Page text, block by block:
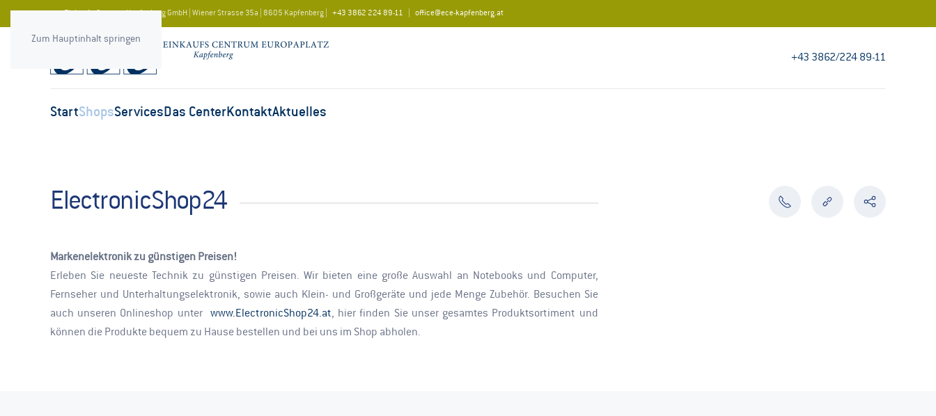
Zum Hauptinhalt springen
ece Einkaufs-Centrum Kapfenberg GmbH | Wiener Strasse 35a | 8605 Kapfenberg | +43 3862 224 89-11 office@ece-kapfenberg.at
+43 3862/224 89-11
StartShopsServices Das CenterKontaktAktuelles
ElectronicShop24
Markenelektronik zu günstigen Preisen!
Erleben Sie neueste Technik zu günstigen Preisen. Wir bieten eine große Auswahl an Notebooks und Computer,
Fernseher und Unterhaltungselektronik, sowie auch Klein- und Großgeräte und jede Menge Zubehör. Besuchen Sie
auch unseren Onlineshop unter www.ElectronicShop24.at, hier finden Sie unser gesamtes Produktsortiment und
können die Produkte bequem zu Hause bestellen und bei uns im Shop abholen.